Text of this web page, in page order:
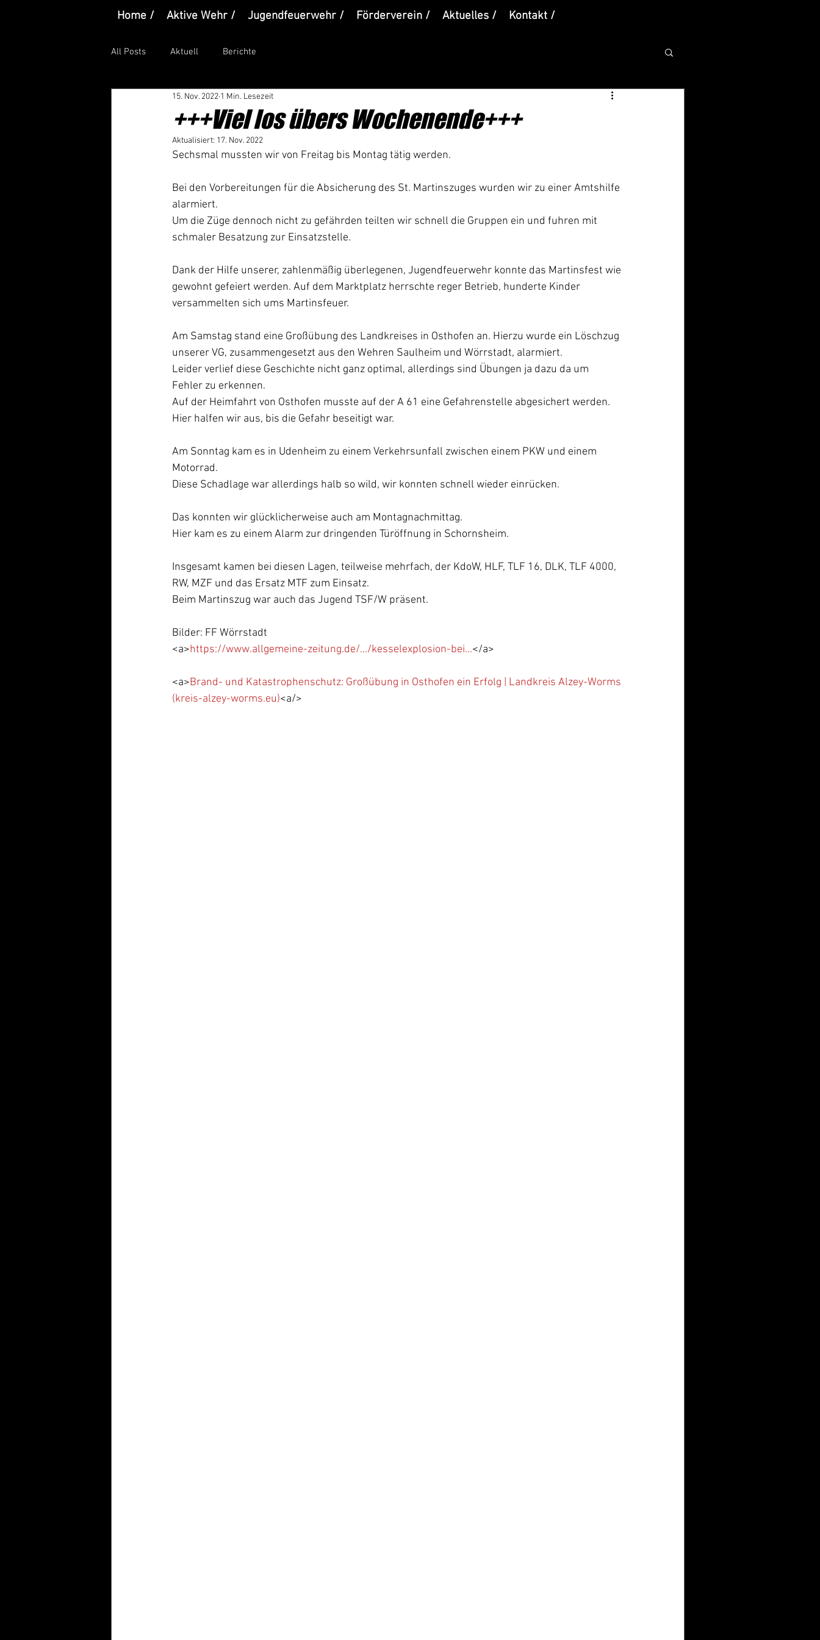
Home / Aktive Wehr / Jugendfeuerwehr / Förderverein / Aktuelles / Kontakt /
All Posts Aktuell Berichte
+++Viel los übers Wochenende+++
15. Nov. 2022 1 Min. Lesezeit
Aktualisiert: 17. Nov. 2022
Sechsmal mussten wir von Freitag bis Montag tätig werden.
Bei den Vorbereitungen für die Absicherung des St. Martinszuges wurden wir zu einer Amtshilfe
alarmiert.
Um die Züge dennoch nicht zu gefährden teilten wir schnell die Gruppen ein und fuhren mit
schmaler Besatzung zur Einsatzstelle.
Dank der Hilfe unserer, zahlenmäßig überlegenen, Jugendfeuerwehr konnte das Martinsfest wie
gewohnt gefeiert werden. Auf dem Marktplatz herrschte reger Betrieb, hunderte Kinder
versammelten sich ums Martinsfeuer.
Am Samstag stand eine Großübung des Landkreises in Osthofen an. Hierzu wurde ein Löschzug
unserer VG, zusammengesetzt aus den Wehren Saulheim und Wörrstadt, alarmiert.
Leider verlief diese Geschichte nicht ganz optimal, allerdings sind Übungen ja dazu da um
Fehler zu erkennen.
Auf der Heimfahrt von Osthofen musste auf der A 61 eine Gefahrenstelle abgesichert werden.
Hier halfen wir aus, bis die Gefahr beseitigt war.
Am Sonntag kam es in Udenheim zu einem Verkehrsunfall zwischen einem PKW und einem
Motorrad.
Diese Schadlage war allerdings halb so wild, wir konnten schnell wieder einrücken.
Das konnten wir glücklicherweise auch am Montagnachmittag.
Hier kam es zu einem Alarm zur dringenden Türöffnung in Schornsheim.
Insgesamt kamen bei diesen Lagen, teilweise mehrfach, der KdoW, HLF, TLF 16, DLK, TLF 4000,
RW, MZF und das Ersatz MTF zum Einsatz.
Beim Martinszug war auch das Jugend TSF/W präsent.
Bilder: FF Wörrstadt
<a>https://www.allgemeine-zeitung.de/.../kesselexplosion-bei...</a>
<a>Brand- und Katastrophenschutz: Großübung in Osthofen ein Erfolg | Landkreis Alzey-Worms
(kreis-alzey-worms.eu)<a/>